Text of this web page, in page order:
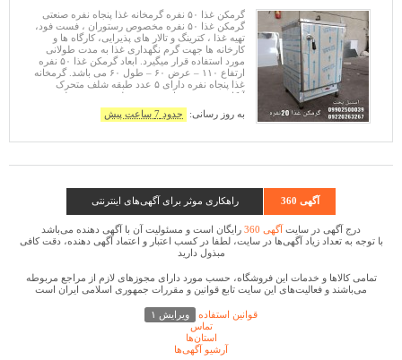
گرمکن غذا ۵۰ نفره گرمخانه غذا پنجاه نفره صنعتی
گرمکن غذا ۵۰ نفره مخصوص رستوران ، فست فود،
تهیه غذا ، کترینگ و تالار های پذیرایی، کارگاه ها و
کارخانه ها جهت گرم نگهداری غذا به مدت طولانی
مورد استفاده قرار میگیرد. ابعاد گرمکن غذا ۵۰ نفره
ارتفاع ۱۱۰ – عرض ۶۰ – طول ۶۰ می باشد. گرمخانه
غذا پنجاه نفره دارای ۵ عدد طبقه شلف متحرک
آبکاری شده می باشد. در هر طبقه ۱۰ عدد ظرف
غذای آلومینیومی قرار
به روز رسانی: حدود 7 ساعت پیش
آگهی 360 راهکاری موثر برای آگهی‌های اینترنتی
درج آگهی در سایت آگهی 360
رایگان است و مسئولیت آن با آگهی دهنده می‌باشد
با توجه به تعداد زیاد آگهی‌ها در سایت، لطفا در کسب اعتبار و اعتماد آگهی دهنده، دقت کافی
مبذول دارید
تمامی كالاها و خدمات این فروشگاه، حسب مورد دارای مجوزهای لازم از مراجع مربوطه
می‌باشند و فعالیت‌های این سایت تابع قوانین و مقررات جمهوری اسلامی ایران است
قوانین استفاده
ویرایش ۱
تماس
استان‌ها
آرشیو آگهی‌ها